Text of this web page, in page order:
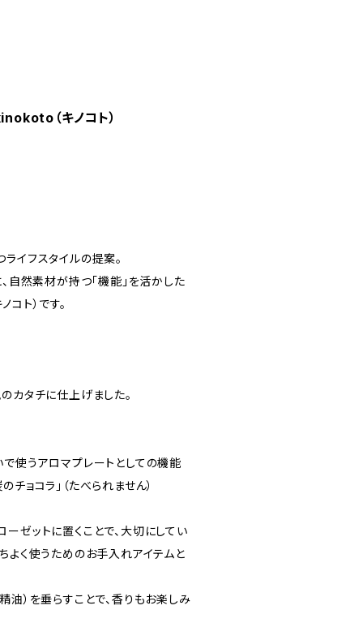
（キノコト）
イフスタイルの提案。
、自然素材が持つ「機能」を活かした
ト）です。
カタチに仕上げました。
使うアロマプレートとしての機能
ョコラ」（たべられません）
ゼットに置くことで、大切にしてい
よく使うためのお手入れアイテムと
油）を垂らすことで、香りもお楽しみ